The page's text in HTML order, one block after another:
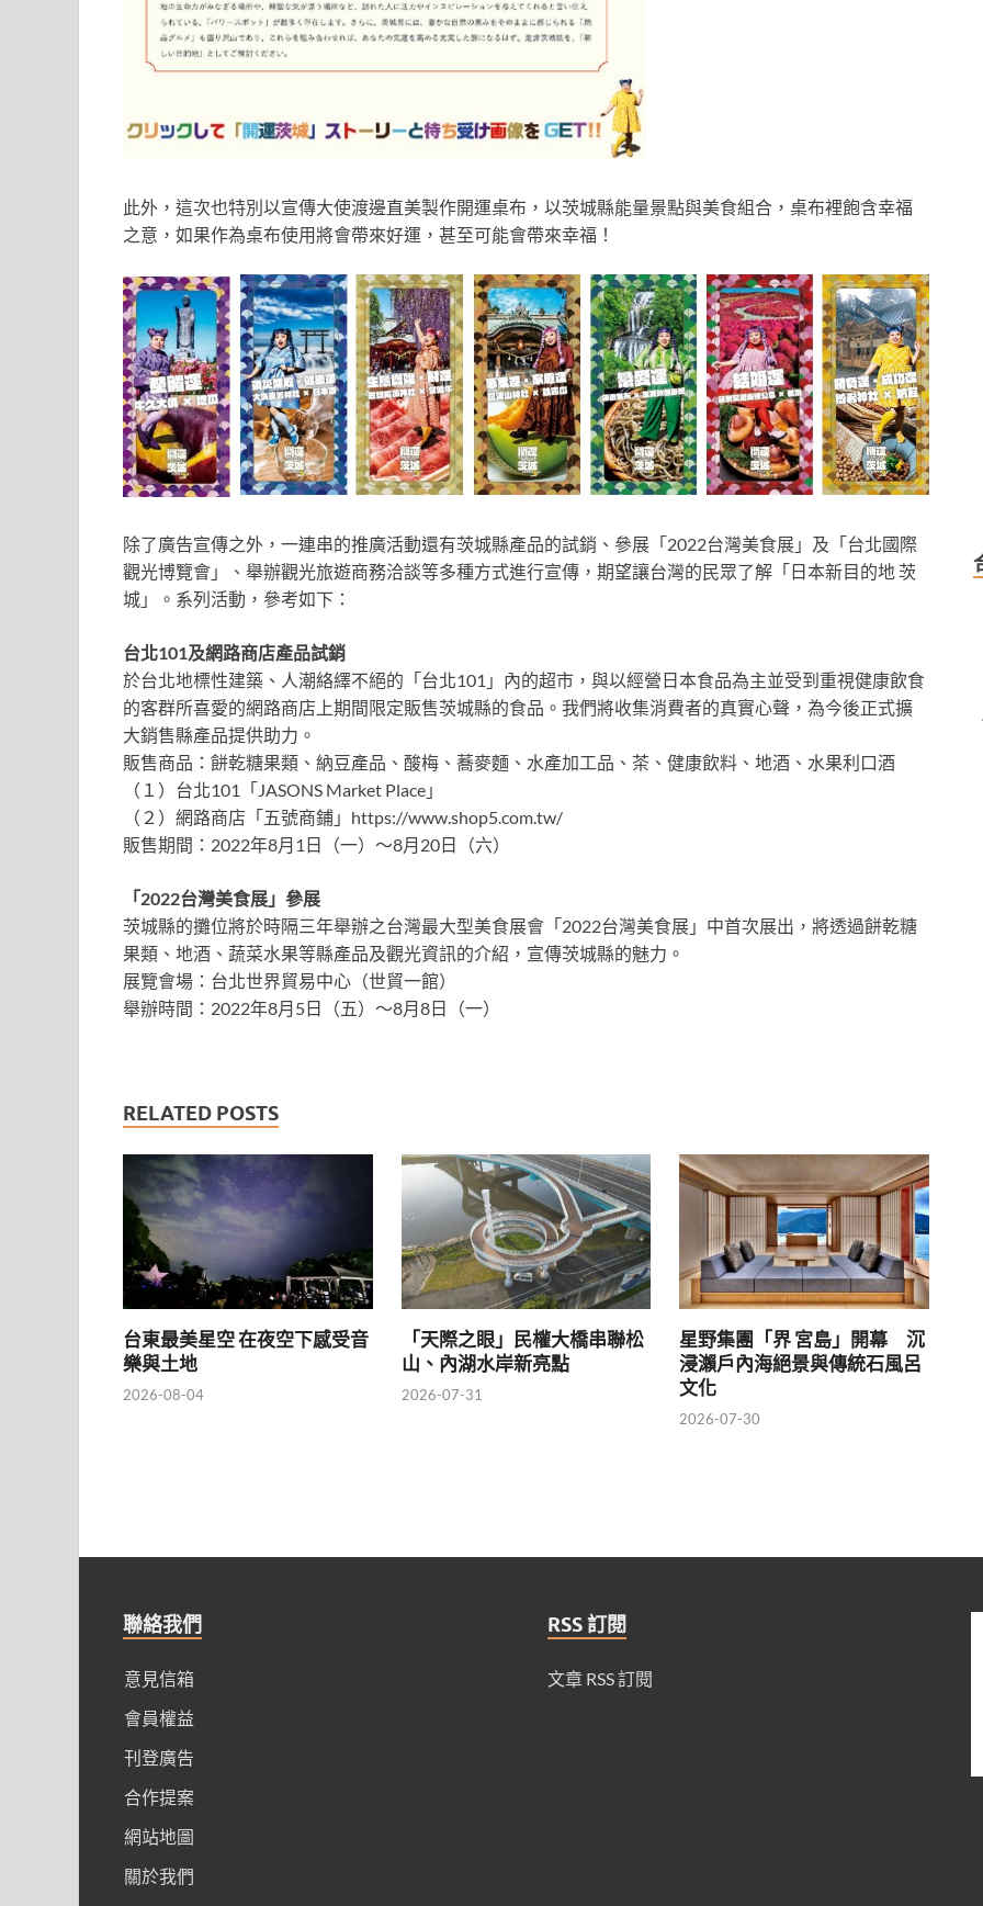
此外，這次也特別以宣傳大使渡邊直美製作開運桌布，以茨城縣能量景點與美食組合，桌布裡飽含幸福
之意，如果作為桌布使用將會帶來好運，甚至可能會帶來幸福！
除了廣告宣傳之外，一連串的推廣活動還有茨城縣產品的試銷、參展「2022台灣美食展」及「台北國際
觀光博覽會」、舉辦觀光旅遊商務洽談等多種方式進行宣傳，期望讓台灣的民眾了解「日本新目的地 茨
城」。系列活動，參考如下：
台北101及網路商店產品試銷
於台北地標性建築、人潮絡繹不絕的「台北101」內的超市，與以經營日本食品為主並受到重視健康飲食
的客群所喜愛的網路商店上期間限定販售茨城縣的食品。我們將收集消費者的真實心聲，為今後正式擴
大銷售縣產品提供助力。
販售商品：餅乾糖果類、納豆產品、酸梅、蕎麥麵、水產加工品、茶、健康飲料、地酒、水果利口酒
（１）台北101「JASONS Market Place」
（２）網路商店「五號商鋪」https://www.shop5.com.tw/
販售期間：2022年8月1日（一）～8月20日（六）
「2022台灣美食展」 參展
茨城縣的攤位將於時隔三年舉辦之台灣最大型美食展會「2022台灣美食展」中首次展出，將透過餅乾糖
果類、地酒、蔬菜水果等縣產品及觀光資訊的介紹，宣傳茨城縣的魅力。
展覽會場：台北世界貿易中心（世貿一館）
舉辦時間：2022年8月5日（五）～8月8日（一）
RELATED POSTS
台東最美星空 在夜空下感受音
樂與土地
2026-08-04
「天際之眼」民權大橋串聯松
山、內湖水岸新亮點
2026-07-31
星野集團「界 宮島」開幕 沉
浸瀨戶內海絕景與傳統石風呂
文化
2026-07-30
聯絡我們
意見信箱
會員權益
刊登廣告
合作提案
網站地圖
關於我們
RSS 訂閱
文章 RSS 訂閱